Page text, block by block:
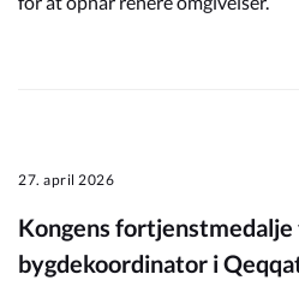
27. april 2026
Kongens
bygdekoordinator i